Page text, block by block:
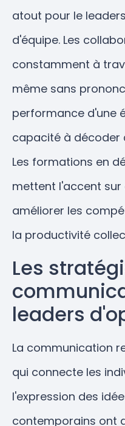
atout pour le
d'équipe. Les
constamment à
même sans
performance d'une
capacité à décoder
Les formations en
mettent l'accent
améliorer les
la productivité
Les
leaders
La communication
qui connecte les
l'expression des
contemporains ont